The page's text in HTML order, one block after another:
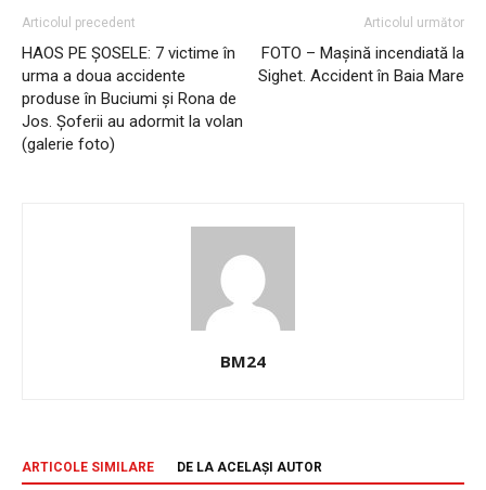
Articolul precedent
HAOS PE ȘOSELE: 7 victime în
urma a doua accidente
produse în Buciumi și Rona de
Jos. Șoferii au adormit la volan
(galerie foto)
Articolul următor
FOTO – Mașină incendiată la
Sighet. Accident în Baia Mare
BM24
ARTICOLE SIMILARE DE LA ACELAȘI AUTOR